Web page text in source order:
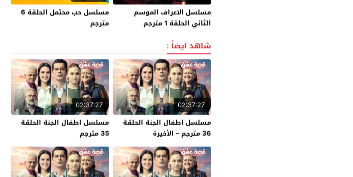
مسلسل الاعراف الموسم
الثاني الحلقة 1 مترجم
مسلسل حب محتمل الحلقة 6
مترجم
شاهد ايضاً :
02:37:27
مسلسل اطفال الجنة الحلقة
36 مترجم – الأخيرة
02:37:27
مسلسل اطفال الجنة الحلقة
35 مترجم